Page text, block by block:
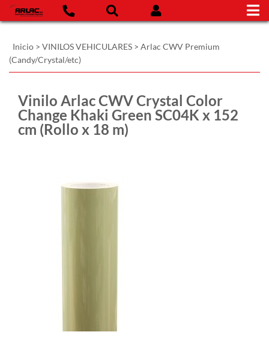
Inicio > VINILOS VEHICULARES > Arlac CWV Premium
(Candy/Crystal/etc)
Vinilo Arlac CWV Crystal Color
Change Khaki Green SC04K x 152
cm (Rollo x 18 m)